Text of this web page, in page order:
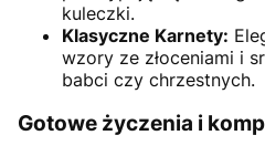
kuleczki.
Klasyczne Karnety:
wzory ze złoceniami i
babci czy chrzestnych.
Gotowe życzenia i